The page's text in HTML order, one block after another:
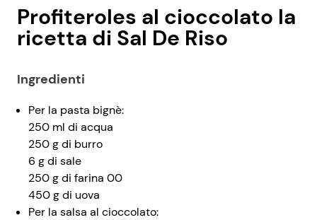
Profiteroles al cioccolato la
ricetta di Sal De Riso
Ingredienti
Per la pasta bignè:
250 ml di acqua
250 g di burro
6 g di sale
250 g di farina 00
450 g di uova
Per la salsa al cioccolato: